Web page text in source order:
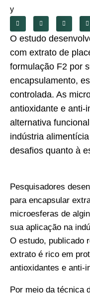
O estudo
com extrato de
formulação F2 por
encapsulamento,
controlada. As
antioxidante e anti-
alternativa
indústria
desafios quanto à
Pesquisadores
para encapsular
microesferas de
sua aplicação na
O estudo, publicado
extrato é rico em
antioxidantes e anti-
Por meio da técnica